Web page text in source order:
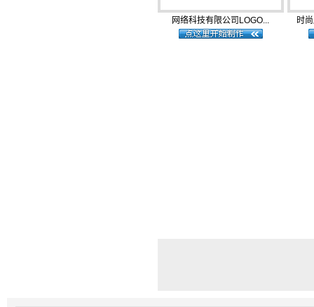
网络科技有限公司LOGO... 时